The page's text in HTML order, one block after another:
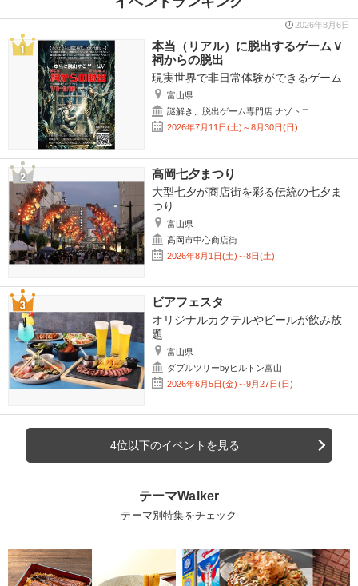
2026年8月6日
本当（リアル）に脱出するゲームＶ
祠からの脱出
現実世界で非日常体験ができるゲーム
富山県
謎解き、脱出ゲーム専門店 ナゾトコ
2026年7月11日(土)～8月30日(日)
高岡七夕まつり
大型七夕が商店街を彩る伝統の七夕ま
つり
富山県
高岡市中心商店街
2026年8月1日(土)～8日(土)
ビアフェスタ
オリジナルカクテルやビールが飲み放
題
富山県
ダブルツリーbyヒルトン富山
2026年6月5日(金)～9月27日(日)
4位以下のイベントを見る
テーマWalker
テーマ別特集をチェック